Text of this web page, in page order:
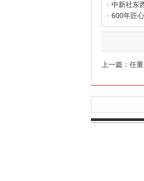
上一篇： 任重